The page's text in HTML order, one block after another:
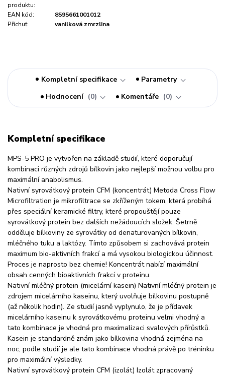
produktu:
EAN kód:
8595661001012
Příchuť:
vanilková zmrzlina
Kompletní specifikace
Parametry
Hodnocení
0 Komentáře 0
Kompletní specifikace
MPS-5 PRO je vytvořen na základě studií, které doporučují
kombinaci různých zdrojů bílkovin jako nejlepší možnou volbu pro
maximální anabolismus.
Nativní syrovátkový protein CFM (koncentrát) Metoda Cross Flow
Microfiltration je mikrofiltrace se zkříženým tokem, která probíhá
přes speciální keramické filtry, které propouštějí pouze
syrovátkový protein bez dalších nežádoucích složek. Šetrně
odděluje bílkoviny ze syrovátky od denaturovaných bílkovin,
mléčného tuku a laktózy. Tímto způsobem si zachovává protein
maximum bio-aktivních frakcí a má vysokou biologickou účinnost.
Proces je naprosto bez chemie! Koncentrát nabízí maximální
obsah cenných bioaktivních frakcí v proteinu.
Nativní mléčný protein (micelární kasein) Nativní mléčný protein je
zdrojem micelárního kaseinu, který uvolňuje bílkovinu postupně
(až několik hodin). Ze studií jasně vyplynulo, že je přídavek
micelárního kaseinu k syrovátkovému proteinu velmi vhodný a
tato kombinace je vhodná pro maximalizaci svalových přírůstků.
Kasein je standardně znám jako bílkovina vhodná zejména na
noc, podle studií je ale tato kombinace vhodná právě po tréninku
pro maximální výsledky.
Nativní syrovátkový protein CFM (izolát) Izolát zpracovaný